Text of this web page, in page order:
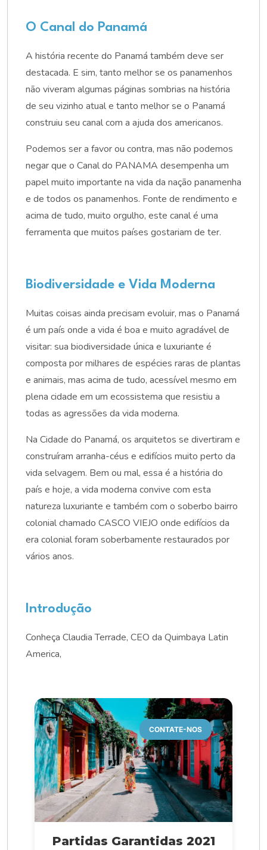
O Canal do Panamá
A história recente do Panamá também deve ser
destacada. E sim, tanto melhor se os panamenhos
não viveram algumas páginas sombrias na história
de seu vizinho atual e tanto melhor se o Panamá
construiu seu canal com a ajuda dos americanos.
Podemos ser a favor ou contra, mas não podemos
negar que o Canal do PANAMA desempenha um
papel muito importante na vida da nação panamenha
e de todos os panamenhos. Fonte de rendimento e
acima de tudo, muito orgulho, este canal é uma
ferramenta que muitos países gostariam de ter.
Biodiversidade e Vida Moderna
Muitas coisas ainda precisam evoluir, mas o Panamá
é um país onde a vida é boa e muito agradável de
visitar: sua biodiversidade única e luxuriante é
composta por milhares de espécies raras de plantas
e animais, mas acima de tudo, acessível mesmo em
plena cidade em um ecossistema que resistiu a
todas as agressões da vida moderna.
Na Cidade do Panamá, os arquitetos se divertiram e
construíram arranha-céus e edifícios muito perto da
vida selvagem. Bem ou mal, essa é a história do
país e hoje, a vida moderna convive com esta
natureza luxuriante e também com o soberbo bairro
colonial chamado CASCO VIEJO onde edifícios da
era colonial foram soberbamente restaurados por
vários anos.
Introdução
Conheça Claudia Terrade, CEO da Quimbaya Latin
America,
CONTATE-NOS
Partidas Garantidas 2021